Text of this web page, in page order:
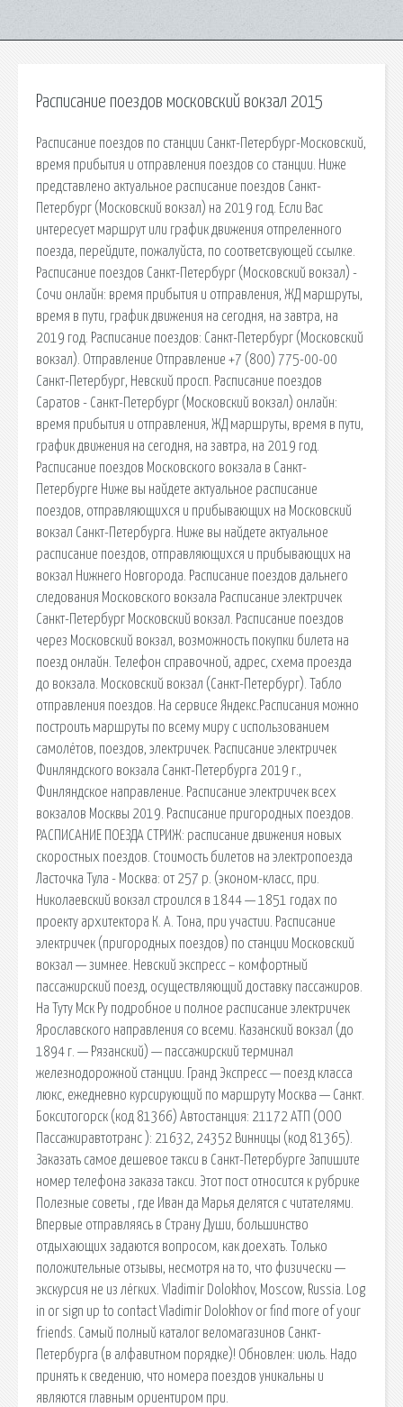
Расписание поездов московский вокзал 2015
Расписание поездов по станции Санкт-Петербург-Московский,
время прибытия и отправления поездов со станции. Ниже
представлено актуальное расписание поездов Санкт-
Петербург (Московский вокзал) на 2019 год. Если Вас
интересует маршрут или график движения отпреленного
поезда, перейдите, пожалуйста, по соответсвующей ссылке.
Расписание поездов Санкт-Петербург (Московский вокзал) -
Сочи онлайн: время прибытия и отправления, ЖД маршруты,
время в пути, график движения на сегодня, на завтра, на
2019 год. Расписание поездов: Санкт-Петербург (Московский
вокзал). Отправление Отправление +7 (800) 775-00-00
Санкт-Петербург, Невский просп. Расписание поездов
Саратов - Санкт-Петербург (Московский вокзал) онлайн:
время прибытия и отправления, ЖД маршруты, время в пути,
график движения на сегодня, на завтра, на 2019 год.
Расписание поездов Московского вокзала в Санкт-
Петербурге Ниже вы найдете актуальное расписание
поездов, отправляющихся и прибывающих на Московский
вокзал Санкт-Петербурга. Ниже вы найдете актуальное
расписание поездов, отправляющихся и прибывающих на
вокзал Нижнего Новгорода. Расписание поездов дальнего
следования Московского вокзала Расписание электричек
Санкт-Петербург Московский вокзал. Расписание поездов
через Московский вокзал, возможность покупки билета на
поезд онлайн. Телефон справочной, адрес, схема проезда
до вокзала. Московский вокзал (Санкт-Петербург). Табло
отправления поездов. На сервисе Яндекс.Расписания можно
построить маршруты по всему миру с использованием
самолётов, поездов, электричек. Расписание электричек
Финляндского вокзала Санкт-Петербурга 2019 г.,
Финляндское направление. Расписание электричек всех
вокзалов Москвы 2019. Расписание пригородных поездов.
РАСПИСАНИЕ ПОЕЗДА СТРИЖ: расписание движения новых
скоростных поездов. Стоимость билетов на электропоезда
Ласточка Тула - Москва: от 257 р. (эконом-класс, при.
Николаевский вокзал строился в 1844 — 1851 годах по
проекту архитектора К. А. Тона, при участии. Расписание
электричек (пригородных поездов) по станции Московский
вокзал — зимнее. Невский экспресс – комфортный
пассажирский поезд, осуществляющий доставку пассажиров.
На Туту Мск Ру подробное и полное расписание электричек
Ярославского направления со всеми. Казанский вокзал (до
1894 г. — Рязанский) — пассажирский терминал
железнодорожной станции. Гранд Экспресс — поезд класса
люкс, ежедневно курсирующий по маршруту Москва — Санкт.
Бокситогорск (код 81366) Автостанция: 21172 АТП (ООО
Пассажиравтотранс ): 21632, 24352 Винницы (код 81365).
Заказать самое дешевое такси в Санкт-Петербурге Запишите
номер телефона заказа такси. Этот пост относится к рубрике
Полезные советы , где Иван да Марья делятся с читателями.
Впервые отправляясь в Страну Души, большинство
отдыхающих задаются вопросом, как доехать. Только
положительные отзывы, несмотря на то, что физически —
экскурсия не из лёгких. Vladimir Dolokhov, Moscow, Russia. Log
in or sign up to contact Vladimir Dolokhov or find more of your
friends. Самый полный каталог веломагазинов Санкт-
Петербурга (в алфавитном порядке)! Обновлен: июль. Надо
принять к сведению, что номера поездов уникальны и
являются главным ориентиром при.